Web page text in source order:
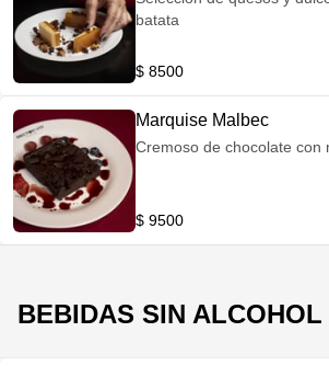
batata
$ 8500
Marquise Malbec
Cremoso de chocolate con
$ 9500
BEBIDAS SIN ALCOHOL